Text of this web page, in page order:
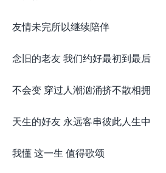
友情未完所以继续陪伴
念旧的老友 我们约好最初到最后
不会变 穿过人潮汹涌挤不散相拥
天生的好友 永远客串彼此人生中
我懂 这一生 值得歌颂